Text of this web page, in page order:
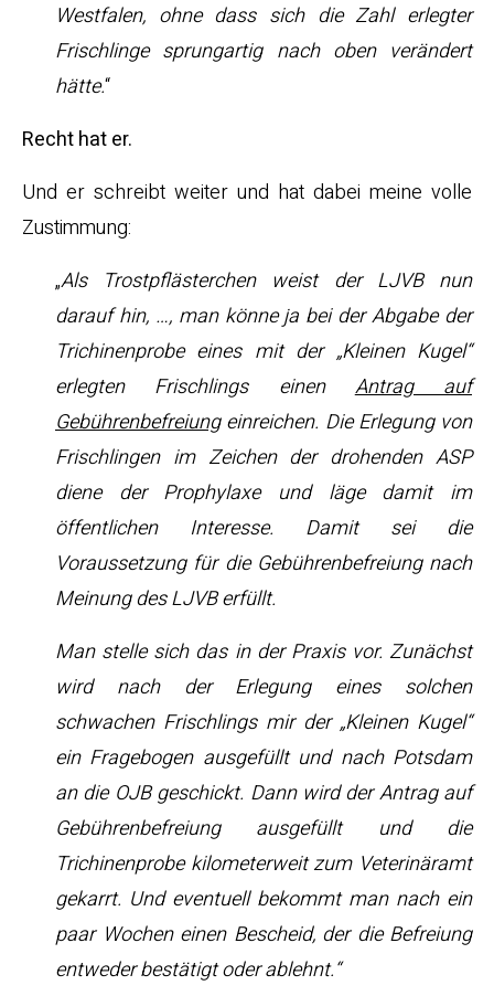
Westfalen, ohne dass sich die Zahl erlegter
Frischlinge sprungartig nach oben verändert
hätte.“
Recht hat er.
Und er schreibt weiter und hat dabei meine volle
Zustimmung:
„Als Trostpflästerchen weist der LJVB nun
darauf hin, …, man könne ja bei der Abgabe der
Trichinenprobe eines mit der „Kleinen Kugel“
erlegten Frischlings einenAntrag auf
Gebührenbefreiungeinreichen. Die Erlegung von
Frischlingen im Zeichen der drohenden ASP
diene der Prophylaxe und läge damit im
öffentlichen Interesse. Damit sei die
Voraussetzung für die Gebührenbefreiung nach
Meinung des LJVB erfüllt.
Man stelle sich das in der Praxis vor. Zunächst
wird nach der Erlegung eines solchen
schwachen Frischlings mir der „Kleinen Kugel“
ein Fragebogen ausgefüllt und nach Potsdam
an die OJB geschickt. Dann wird der Antrag auf
Gebührenbefreiung ausgefüllt und die
Trichinenprobe kilometerweit zum Veterinäramt
gekarrt. Und eventuell bekommt man nach ein
paar Wochen einen Bescheid, der die Befreiung
entweder bestätigt oder ablehnt.“